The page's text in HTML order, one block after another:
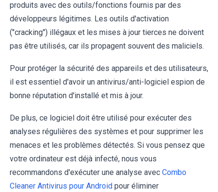
produits avec des outils/fonctions fournis par des
développeurs légitimes. Les outils d'activation
("cracking") illégaux et les mises à jour tierces ne doivent
pas être utilisés, car ils propagent souvent des maliciels.
Pour protéger la sécurité des appareils et des utilisateurs,
il est essentiel d'avoir un antivirus/anti-logiciel espion de
bonne réputation d'installé et mis à jour.
De plus, ce logiciel doit être utilisé pour exécuter des
analyses régulières des systèmes et pour supprimer les
menaces et les problèmes détectés. Si vous pensez que
votre ordinateur est déjà infecté, nous vous
recommandons d'exécuter une analyse avec Combo
Cleaner Antivirus pour Android pour éliminer